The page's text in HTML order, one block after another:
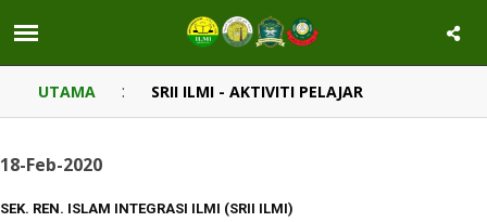
UTAMA : SRII ILMI - AKTIVITI PELAJAR
18-Feb-2020
SEK. REN. ISLAM INTEGRASI ILMI (SRII ILMI)